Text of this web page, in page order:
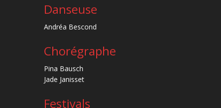
Danseuse
Andréa Bescond
Chorégraphe
Pina Bausch
Jade Janisset
Festivals